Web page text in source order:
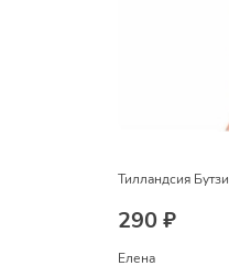
Тилландсия Бутзи
290 ₽
Елена